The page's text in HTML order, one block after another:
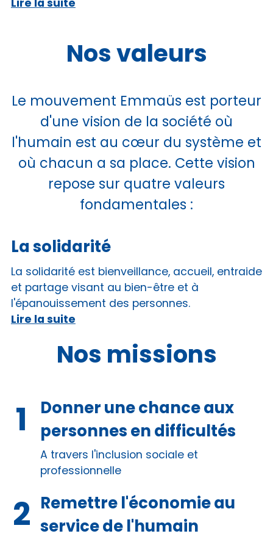
Lire la suite
Nos valeurs
Le mouvement Emmaüs est porteur
d'une vision de la société où
l'humain est au cœur du système et
où chacun a sa place. Cette vision
repose sur quatre valeurs
fondamentales :
La solidarité
La solidarité est bienveillance, accueil, entraide
et partage visant au bien-être et à
l'épanouissement des personnes.
Lire la suite
Nos missions
Donner une chance aux
personnes en difficultés
A travers l'inclusion sociale et
professionnelle
Remettre l'économie au
service de l'humain